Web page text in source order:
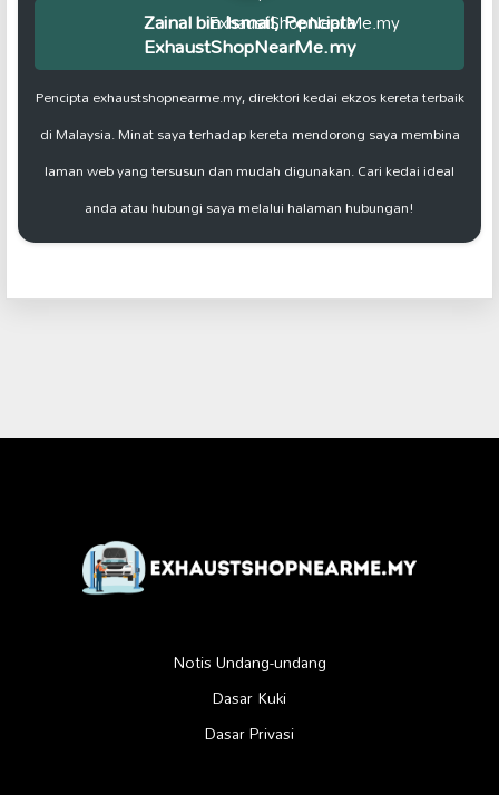
Zainal bin Ismail, Pencipta
ExhaustShopNearMe.my
Pencipta exhaustshopnearme.my, direktori kedai ekzos kereta terbaik
di Malaysia. Minat saya terhadap kereta mendorong saya membina
laman web yang tersusun dan mudah digunakan. Cari kedai ideal
anda atau hubungi saya melalui halaman hubungan!
Notis Undang-undang
Dasar Kuki
Dasar Privasi